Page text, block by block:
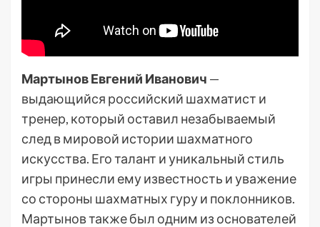
Мартынов Евгений Иванович —
выдающийся российский шахматист и
тренер, который оставил незабываемый
след в мировой истории шахматного
искусства. Его талант и уникальный стиль
игры принесли ему известность и уважение
со стороны шахматных гуру и поклонников.
Мартынов также был одним из основателей